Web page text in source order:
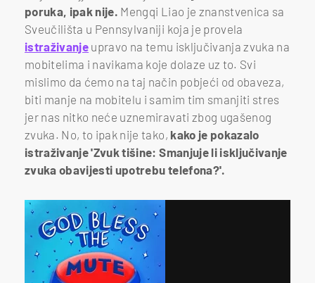
poruka, ipak nije. Mengqi Liao je znanstvenica sa
Sveučilišta u Pennsylvaniji koja je provela
istraživanje upravo na temu isključivanja zvuka na
mobitelima i navikama koje dolaze uz to. Svi
mislimo da ćemo na taj način pobjeći od obaveza,
biti manje na mobitelu i samim tim smanjiti stres
jer nas nitko neće uznemiravati zbog ugašenog
zvuka. No, to ipak nije tako, kako je pokazalo
istraživanje 'Zvuk tišine: Smanjuje li isključivanje
zvuka obavijesti upotrebu telefona?'.